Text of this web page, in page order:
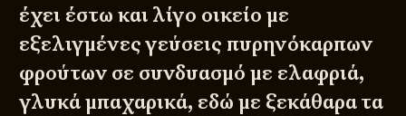
έχει έστω και λίγο οικείο με
εξελιγμένες γεύσεις πυρηνόκαρπων
φρούτων σε συνδυασμό με ελαφριά,
γλυκά μπαχαρικά, εδώ με ξεκάθαρα τα